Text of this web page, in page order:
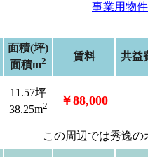
事業用物
面積(坪)
面積m2 賃料 共益
11.57坪
38.25m2 ￥88,000
この周辺では秀逸